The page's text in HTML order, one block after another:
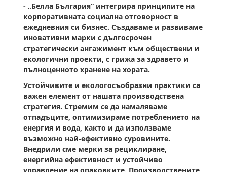
- „Белла България“ интегрира принципите на
корпоративната социална отговорност в
ежедневния си бизнес. Създаваме и развиваме
иновативни марки с дългосрочен
стратегически ангажимент към обществени и
екологични проекти, с грижа за здравето и
пълноценното хранене на хората.
Устойчивите и екологосъобразни практики са
важен елемент от нашата производствена
стратегия. Стремим се да намаляваме
отпадъците, оптимизираме потреблението на
енергия и вода, както и да използваме
възможно най-ефективно суровините.
Внедрили сме мерки за рециклиране,
енергийна ефективност и устойчиво